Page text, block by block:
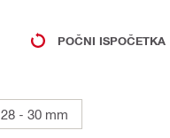
POČNI ISPOČETKA
28 - 30 mm